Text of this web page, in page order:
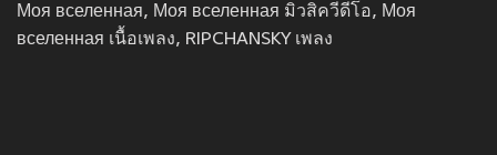
Моя вселенная, Моя вселенная มิวสิควีดีโอ, Моя
вселенная เนื้อเพลง, RIPCHANSKY เพลง